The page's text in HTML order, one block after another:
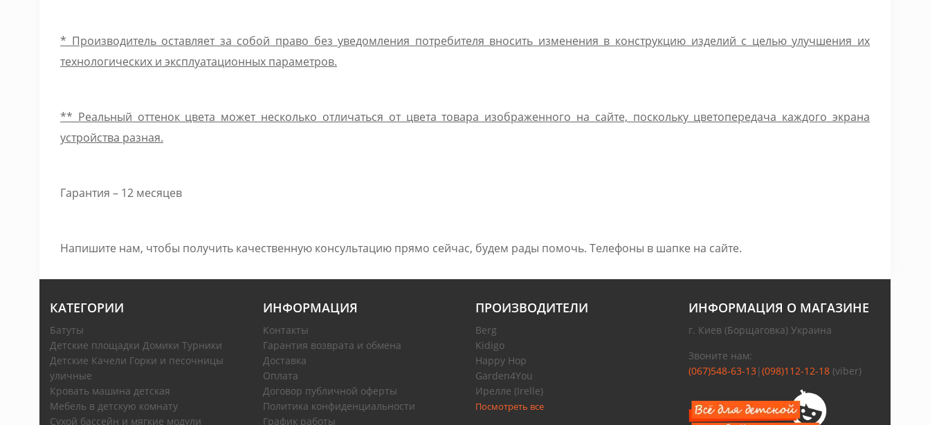
* Производитель оставляет за собой право без уведомления потребителя вносить изменения в конструкцию изделий с целью улучшения их
технологических и эксплуатационных параметров.
** Реальный оттенок цвета может несколько отличаться от цвета товара изображенного на сайте, поскольку цветопередача каждого экрана
устройства разная.
Гарантия – 12 месяцев
Напишите нам, чтобы получить качественную консультацию прямо сейчас, будем рады помочь. Телефоны в шапке на сайте.
КАТЕГОРИИ
Батуты
Детские площадки Домики Турники
Детские Качели Горки и песочницы
уличные
Кровать машина детская
Мебель в детскую комнату
Сухой бассейн и мягкие модули
ИНФОРМАЦИЯ
Контакты
Гарантия возврата и обмена
Доставка
Оплата
Договор публичной оферты
Политика конфиденциальности
График работы
ПРОИЗВОДИТЕЛИ
Berg
Kidigo
Happy Hop
Garden4You
Ирелле (Irelle)
Посмотреть все
ИНФОРМАЦИЯ О МАГАЗИНЕ
г. Киев (Борщаговка) Украина
Звоните нам:
(067)548-63-13| (098)112-12-18(viber)